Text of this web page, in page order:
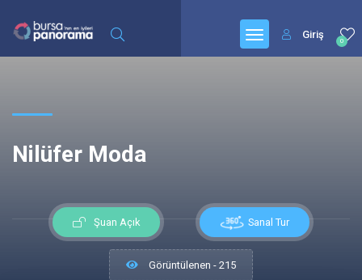
0
Giriş
Nilüfer Moda
Şuan Açık Sanal Tur
Görüntülenen - 215